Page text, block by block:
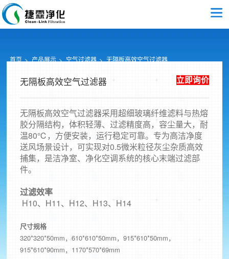
首页 产品展示 空气过滤器 无隔板高效空气过滤器
无隔板高效空气过滤器 立即询价
无隔板高效空气过滤器采用超细玻璃纤维滤料与热熔
胶分隔结构，体积轻薄、过滤精度高，容尘量大，耐
温80℃，方便安装，运行稳定可靠。专为高洁净度
送风场景设计，可实现对0.5微米粒径灰尘杂质高效
捕集，是洁净室、净化空调系统的核心末端过滤部
件。
过滤效率
H10、H11、H12、H13、H14
尺寸规格
320*320*50mm，610*610*50mm，915*610*50mm，
915*610*90mm，1170*570*69mm